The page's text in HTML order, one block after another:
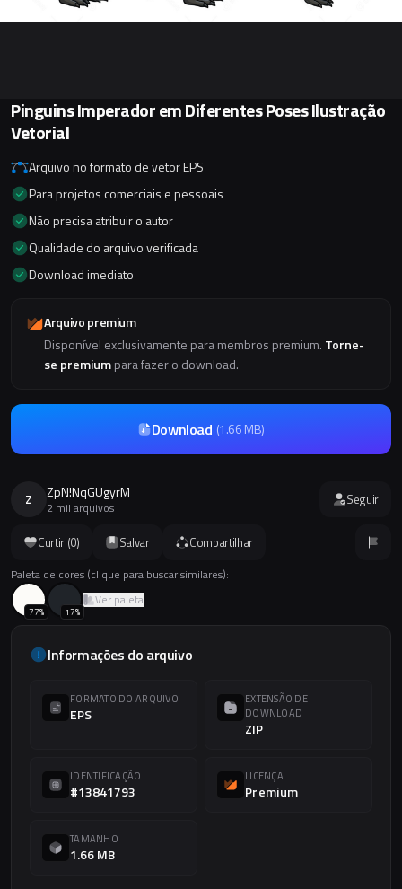
Curtir (0) Salvar Compartilhar
Paleta de cores (clique para buscar similares):
77% 17%
Ver paleta
Informações do arquivo
FORMATO DO ARQUIVO
EPS
EXTENSÃO DE
DOWNLOAD
ZIP
IDENTIFICAÇÃO
#13841793
LICENÇA
Premium
TAMANHO
1.66 MB
Pinguins Imperador em Diferentes Poses Ilustração
Vetorial
Arquivo no formato de vetor EPS
Para projetos comerciais e pessoais
Não precisa atribuir o autor
Qualidade do arquivo verificada
Download imediato
Arquivo premium
Disponível exclusivamente para membros premium. Torne-
se premiumpara fazer o download.
Download (1.66 MB)
Z ZpN!NqGUgyrM
2 mil arquivos Seguir